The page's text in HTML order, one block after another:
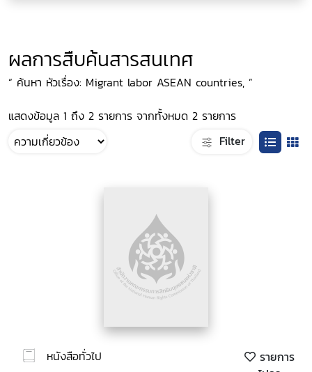
ผลการสืบค้นสารสนเทศ
“ ค้นหา หัวเรื่อง: Migrant labor ASEAN countries, ”
แสดงข้อมูล 1 ถึง 2 รายการ จากทั้งหมด 2 รายการ
Filter
หนังสือทั่วไป
รายการ